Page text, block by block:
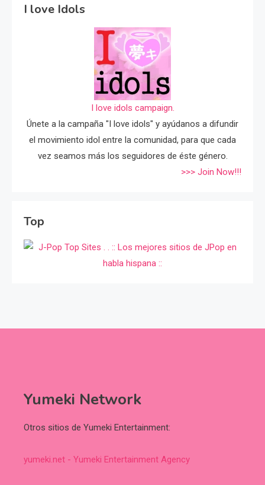
I love Idols
I love idols campaign.
Únete a la campaña "I love idols" y ayúdanos a difundir
el movimiento idol entre la comunidad, para que cada
vez seamos más los seguidores de éste género.
>>> Join Now!!!
Top
Yumeki Network
Otros sitios de Yumeki Entertainment:
yumeki.net - Yumeki Entertainment Agency